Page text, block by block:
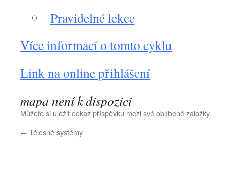
Pravidelné lekce
Více informací o tomto cyklu
Link na online přihlášení
mapa není k dispozici
Můžete si uložitodkazpříspěvku mezi své oblíbené záložky.
← Tělesné systémy